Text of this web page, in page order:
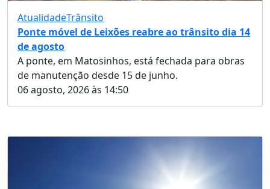
AtualidadeTrânsito
Ponte móvel de Leixões reabre ao trânsito dia 14
de agosto
A ponte, em Matosinhos, está fechada para obras
de manutenção desde 15 de junho.
06 agosto, 2026 às 14:50